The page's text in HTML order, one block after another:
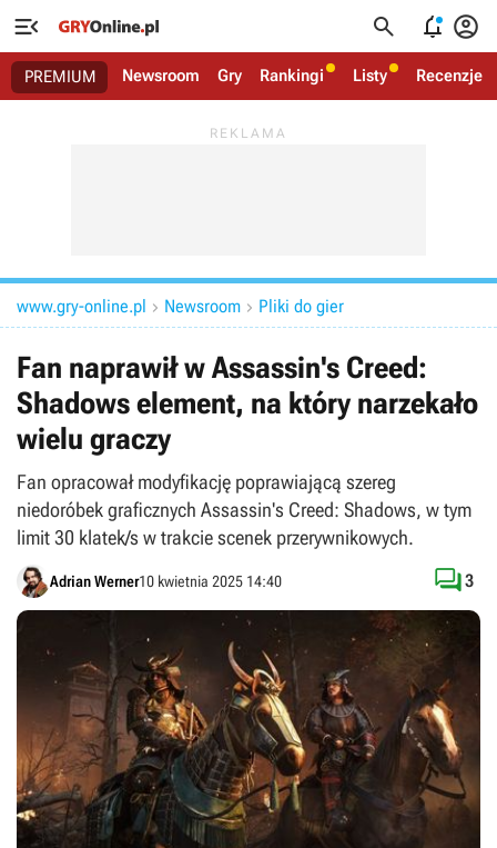
   
PREMIUM Newsroom Gry Rankingi Listy Recenzje
www.gry-online.pl  Newsroom  Pliki do gier
Fan naprawił w Assassin's Creed:
Shadows element, na który narzekało
wielu graczy
Fan opracował modyfikację poprawiającą szereg
niedoróbek graficznych Assassin's Creed: Shadows, w tym
limit 30 klatek/s w trakcie scenek przerywnikowych.
Adrian Werner10 kwietnia 2025 14:40 3